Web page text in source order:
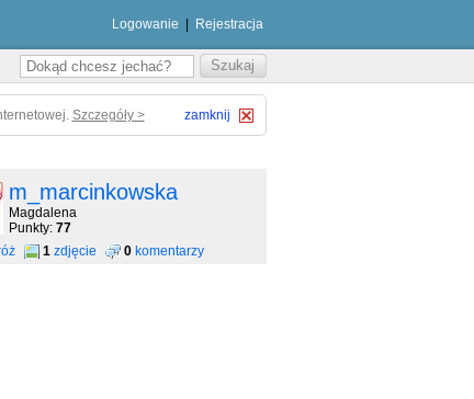
Logowanie Rejestracja
Szczegóły > zamknij
m_marcinkowska
Magdalena
Punkty: 77
1 zdjęcie 0 komentarzy